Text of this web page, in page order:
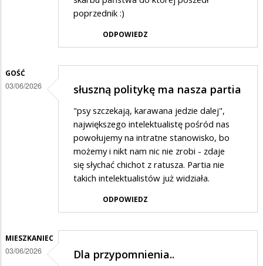
poprzednik :)
ODPOWIEDZ
GOŚĆ
03/06/2026 słuszną politykę ma nasza partia
"psy szczekają, karawana jedzie dalej",
największego intelektualistę pośród nas
powołujemy na intratne stanowisko, bo
możemy i nikt nam nic nie zrobi - zdaje
się słychać chichot z ratusza. Partia nie
takich intelektualistów już widziała.
ODPOWIEDZ
MIESZKANIEC
03/06/2026 Dla przypomnienia..